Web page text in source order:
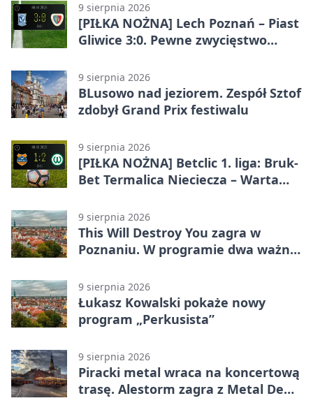
9 sierpnia 2026
[PIŁKA NOŻNA] Lech Poznań – Piast
Gliwice 3:0. Pewne zwycięstwo
9 sierpnia 2026
BLusowo nad jeziorem. Zespół Sztof
zdobył Grand Prix festiwalu
9 sierpnia 2026
[PIŁKA NOŻNA] Betclic 1. liga: Bruk-
Bet Termalica Nieciecza – Warta
komplet punktów
9 sierpnia 2026
This Will Destroy You zagra w
Poznaniu. W programie dwa ważne
9 sierpnia 2026
Łukasz Kowalski pokaże nowy
program „Perkusista”
9 sierpnia 2026
Piracki metal wraca na koncertową
trasę. Alestorm zagra z Metal De